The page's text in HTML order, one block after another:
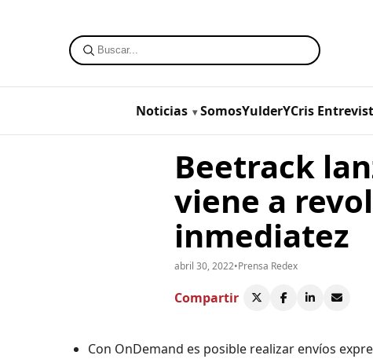
Noticias SomosYulderYCris
Beetrack
viene a
inmediatez
abril 30, 2022•Prensa Redex
Compartir
Con OnDemand es posible realizar envíos